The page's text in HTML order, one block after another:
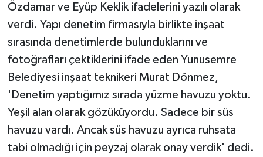
Özdamar ve Eyüp Keklik ifadelerini yazılı olarak
verdi. Yapı denetim firmasıyla birlikte inşaat
sırasında denetimlerde bulunduklarını ve
fotoğrafları çektiklerini ifade eden Yunusemre
Belediyesi inşaat teknikeri Murat Dönmez,
'Denetim yaptığımız sırada yüzme havuzu yoktu.
Yeşil alan olarak gözüküyordu. Sadece bir süs
havuzu vardı. Ancak süs havuzu ayrıca ruhsata
tabi olmadığı için peyzaj olarak onay verdik' dedi.